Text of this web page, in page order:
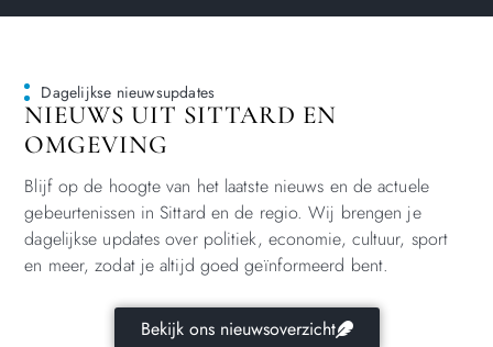
Dagelijkse nieuwsupdates
NIEUWS UIT SITTARD EN
OMGEVING
Blijf op de hoogte van het laatste nieuws en de actuele
gebeurtenissen in Sittard en de regio. Wij brengen je
dagelijkse updates over politiek, economie, cultuur, sport
en meer, zodat je altijd goed geïnformeerd bent.
Bekijk ons nieuwsoverzicht